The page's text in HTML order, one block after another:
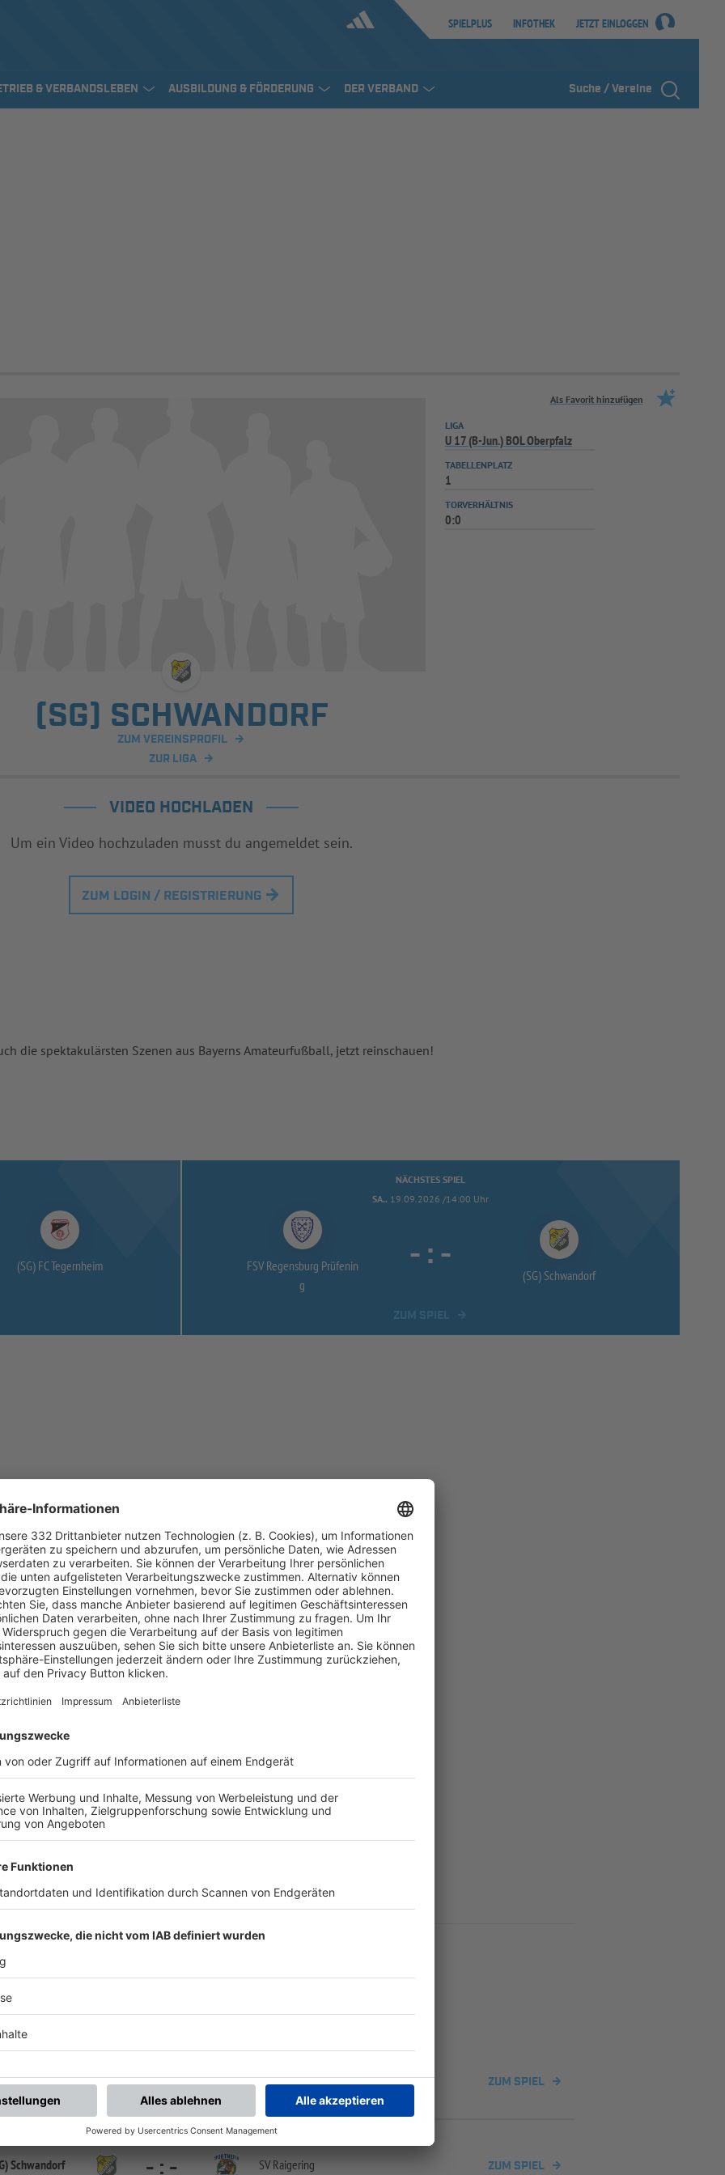
SPIELPLUS INFOTHEK JETZT EINLOGGEN
& VERBANDSLEBEN AUSBILDUNG & FÖRDERUNG DER VERBAND Suche / Vereine
Als Favorit hinzufügen
(SG) SCHWANDORF
ZUM VEREINSPROFIL
ZUR LIGA
LIGA
U 17 (B-Jun.) BOL Oberpfalz
TABELLENPLATZ
1
TORVERHÄLTNIS
0:0
VIDEO HOCHLADEN
Um ein Video hochzuladen musst du angemeldet sein.
ZUM LOGIN / REGISTRIERUNG
die spektakulärsten Szenen aus Bayerns Amateurfußball, jetzt reinschauen!
(SG) FC Tegernheim
NÄCHSTES SPIEL
SA.. 19.09.2026 /14:00 Uhr
FSV Regensburg Prüfenin
g
- : -
(SG) Schwandorf
ALLE NEWS
Spiele Letzte Spiele Kompletter Spielplan
U 17 (B-Jun.) BOL Oberpfalz
Prüfening -:- (SG) Schwandorf ZUM SPIEL
Sportgelände Prüfening, Platz 1 | Am Pflanzgarten | 93049 Regensburg
U 17 (B-Jun.) BOL Oberpfalz
Schwandorf - : - SV Raigering ZUM SPIEL